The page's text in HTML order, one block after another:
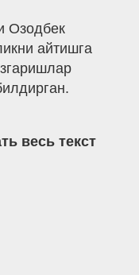
Озодбек
айтишга
весь текст